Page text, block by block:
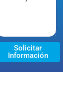
Solicitar
Información